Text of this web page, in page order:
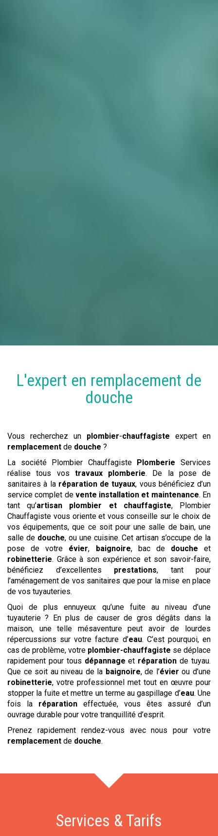
L'expert en remplacement de
douche
Vous recherchez un plombier-chauffagiste expert en
remplacement de douche ?
La société Plombier Chauffagiste Plomberie Services
réalise tous vos travaux plomberie. De la pose de
sanitaires à la réparation de tuyaux, vous bénéficiez d’un
service complet de vente installation et maintenance. En
tant qu’artisan plombier et chauffagiste, Plombier
Chauffagiste vous oriente et vous conseille sur le choix de
vos équipements, que ce soit pour une salle de bain, une
salle de douche, ou une cuisine. Cet artisan s’occupe de la
pose de votre évier, baignoire, bac de douche et
robinetterie. Grâce à son expérience et son savoir-faire,
bénéficiez d’excellentes prestations, tant pour
l’aménagement de vos sanitaires que pour la mise en place
de vos tuyauteries.
Quoi de plus ennuyeux qu’une fuite au niveau d’une
tuyauterie ? En plus de causer de gros dégâts dans la
maison, une telle mésaventure peut avoir de lourdes
répercussions sur votre facture d’eau. C’est pourquoi, en
cas de problème, votre plombier-chauffagiste se déplace
rapidement pour tous dépannage et réparation de tuyau.
Que ce soit au niveau de la baignoire, de l’évier ou d’une
robinetterie, votre professionnel met tout en œuvre pour
stopper la fuite et mettre un terme au gaspillage d’eau. Une
fois la réparation effectuée, vous êtes assuré d’un
ouvrage durable pour votre tranquillité d’esprit.
Prenez rapidement rendez-vous avec nous pour votre
remplacement de douche.
Services & Tarifs